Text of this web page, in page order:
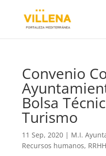
Convenio
Bolsa
Turismo
11 Sep, 2020| M.I.
Recursos humanos,